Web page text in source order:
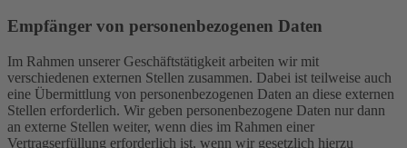
Empfänger von personenbezogenen Daten
Im Rahmen unserer Geschäftstätigkeit arbeiten wir mit
verschiedenen externen Stellen zusammen. Dabei ist teilweise auch
eine Übermittlung von personenbezogenen Daten an diese externen
Stellen erforderlich. Wir geben personenbezogene Daten nur dann
an externe Stellen weiter, wenn dies im Rahmen einer
Vertragserfüllung erforderlich ist, wenn wir gesetzlich hierzu